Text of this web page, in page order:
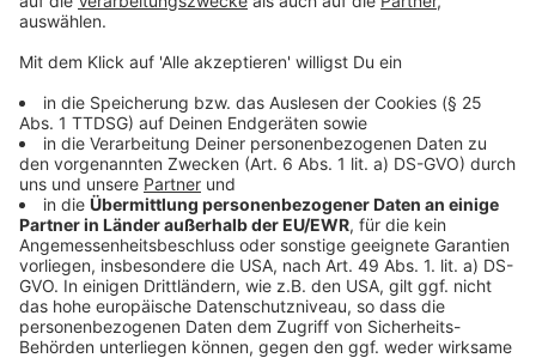
©Copyright: Netflix
Lyna gerät immer wieder in brenzlige Situationen.
Anzeige
Anzeige